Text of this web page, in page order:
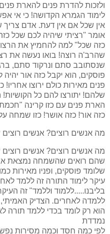
ולזכות להדרת פנים להארת
לימוד הגמרא הקדושה! כי אי
אין שכל אם אין דעת. אדם צריך
אומר "רציתי שיהיה לכם שכל
כזה שכל" למה להחמיץ את
שהרב'ה רוצה! בואו נעשה את
שנסתובב סתם ונרקוד סתם,
פוסקים, הוא יקבל כזה אור יהיה
פנים מאירות כולם ירוצו אחריו!
שלהם! יתורצו להם כל הקושיות!
הארת פנים עם כזו קרינה
כזה אור! כזה אושר! כזו שמחה
מה אנשים רוצים? אנשים
מה אנשים רוצים? אנשים
שהם רואים שהשמחה נמצאת
שלומד פוסקים, ופניו מאירות
עיקר לימוד התורה זה ללמד
בליבנו.....ללמוד וללמד" זה
ללמדה לאחרים. הצדיק
הוא רק לומד בכדי ללמד תורה
נמדדת
לפי כמה חסד וכמה מסירות